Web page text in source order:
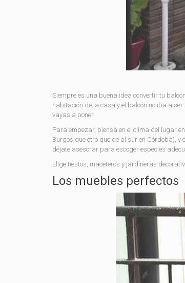
Siempre es una buena idea convertir tu
habitación de la casa y el balcón no iba a
vayas a poner.
Para empezar, piensa en el clima del lugar en
Burgos que otro que de al sur en Córdoba),
déjate asesorar para escoger especies
Elige tiestos, maceteros y jardineras
Los muebles perfectos